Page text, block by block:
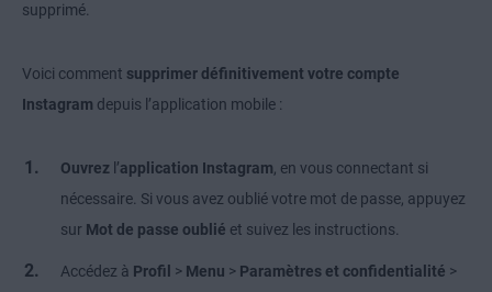
supprimé.
Voici comment supprimer définitivement votre compte
Instagram depuis l’application mobile :
Ouvrez l’application Instagram, en vous connectant si
nécessaire. Si vous avez oublié votre mot de passe, appuyez
sur Mot de passe oublié et suivez les instructions.
Accédez à Profil > Menu > Paramètres et confidentialité >